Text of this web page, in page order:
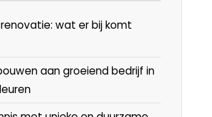
wat er bij komt
aan groeiend bedrijf in